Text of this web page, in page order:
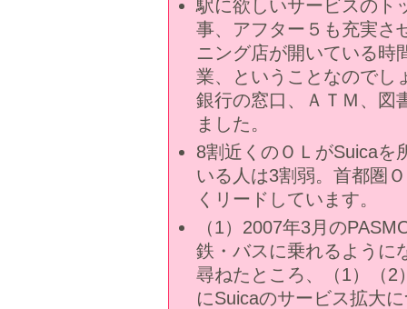
駅に欲しいサービスのト
事、アフター５も充実さ
ニング店が開いている時
業、ということなのでし
銀行の窓口、ＡＴＭ、図
ました。
8割近くのＯＬがSuicaを
いる人は3割弱。首都圏
くリードしています。
（1）2007年3月の
鉄・バスに乗れるように
尋ねたところ、（1）（2
にSuicaのサービス拡大